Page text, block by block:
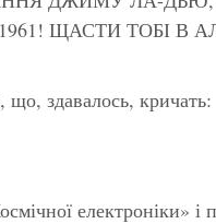
ЩАСТИ ТОБІ В
здавалось, кричать:
електроніки» і